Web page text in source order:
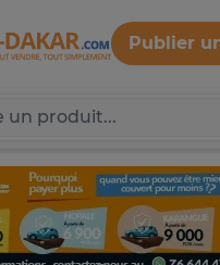
Expat-Dakar
Publier